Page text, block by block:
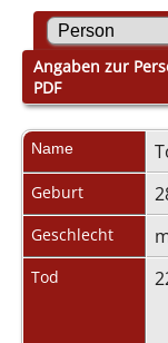
Angaben zur
PDF
Name
Geburt
Geschlecht
Tod